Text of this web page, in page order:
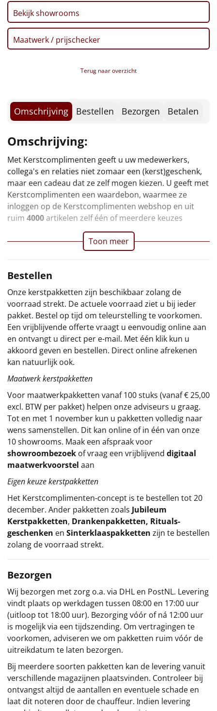
Tas
Wake up light
NIEUW
Slowcooker POPULAIR
Deken (fleece plaid)
Alle artikelen
Overige
Ideeën
Doe het zelf
Sinterklaaspakketten
Particulier
Kerstgeschenken 2026
Relatiegeschenken
Per stuk
Alle overige
Bekijk showrooms
Maatwerk / prijschecker
Terug naar overzicht
Omschrijving Bestellen Bezorgen Betalen
Omschrijving:
Met Kerstcomplimenten geeft u uw medewerkers,
collega's en relaties niet zomaar een (kerst)geschenk,
maar een cadeau dat ze zelf mogen kiezen. U geeft met
Kerstcomplimenten een waardebon, waarmee ze
inloggen op de Kerstcomplimenten webshop en uit
ruim 4000artikelen zelf één of meerdere keuzes
Toon meer
Bestellen
Onze kerstpakketten zijn beschikbaar zolang de
voorraad strekt. De actuele voorraad ziet u bij ieder
pakket. Bestel op tijd om teleurstelling te voorkomen.
Een vrijblijvende offerte vraagt u eenvoudig online aan
en ontvangt u direct per e-mail. Met één klik kun u
akkoord geven en bestellen. Direct online afrekenen
kan natuurlijk ook.
Maatwerk kerstpakketten
Voor maatwerkpakketten vanaf 100 stuks (vanaf € 25,00
excl. BTW per pakket) helpen onze adviseurs u graag.
Tot en met 1 november kun u pakketten volledig naar
wens samenstellen. Dit kan online of in één van onze
10 showrooms. Maak een afspraak voor
showroombezoek of vraag een vrijblijvend digitaal
maatwerkvoorstel aan
Eigen keuze kerstpakketten
Het Kerstcomplimenten-concept is te bestellen tot 20
december. Ander pakketten zoals Jubileum
Kerstpakketten, Drankenpakketten, Rituals-
geschenken en Sinterklaaspakketten zijn te bestellen
zolang de voorraad strekt.
Bezorgen
Wij bezorgen met zorg o.a. via DHL en PostNL. Levering
vindt plaats op werkdagen tussen 08:00 en 17:00 uur
(uitloop tot 18:00 uur). Bezorging vóór of ná 12:00 uur
is mogelijk via een tijdszending. Om vertragingen te
voorkomen, adviseren we om pakketten ruim vóór de
uitreikdatum te laten bezorgen.
Bij meerdere soorten pakketten kan de levering vanuit
verschillende magazijnen plaatsvinden. Controleer bij
ontvangst altijd de aantallen en eventuele schade en
laat dit noteren door de chauffeur. Indien levering